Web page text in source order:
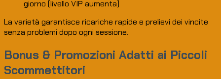
giorno (livello VIP aumenta)
La varietà garantisce ricariche rapide e prelievi dei vincite
senza problemi dopo ogni sessione.
Bonus & Promozioni Adatti ai Piccoli
Scommettitori